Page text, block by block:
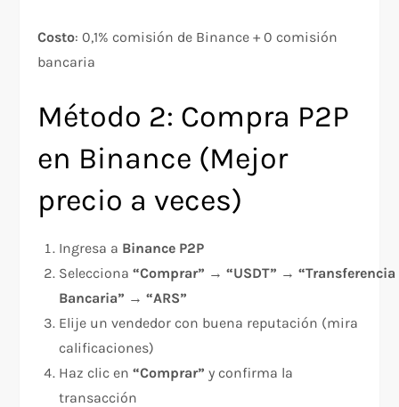
Costo: 0,1% comisión de Binance + 0 comisión
bancaria
Método 2: Compra P2P
en Binance (Mejor
precio a veces)
Ingresa a Binance P2P
Selecciona“Comprar” →“USDT” →“Transferencia
Bancaria” →“ARS”
Elije un vendedor con buena reputación (mira
calificaciones)
Haz clic en“Comprar” y confirma la
transacción